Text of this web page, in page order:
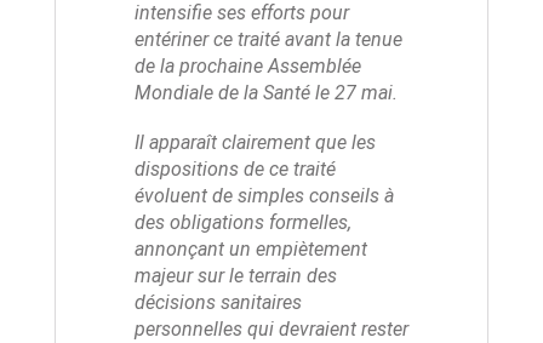
intensifie ses efforts pour
entériner ce traité avant la tenue
de la prochaine Assemblée
Mondiale de la Santé le 27 mai.
Il apparaît clairement que les
dispositions de ce traité
évoluent de simples conseils à
des obligations formelles,
annonçant un empiètement
majeur sur le terrain des
décisions sanitaires
personnelles qui devraient rester